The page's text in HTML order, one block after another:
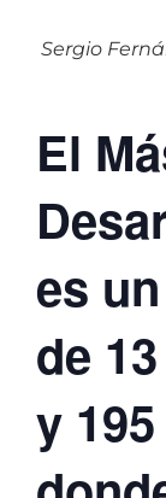
Sergio
El
es
de
y